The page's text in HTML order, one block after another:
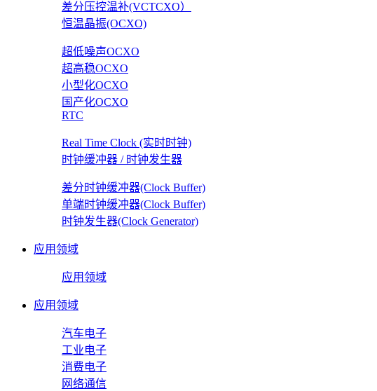
差分压控温补(VCTCXO）
恒温晶振(OCXO)
超低噪声OCXO
超高稳OCXO
小型化OCXO
国产化OCXO
RTC
Real Time Clock (实时时钟)
时钟缓冲器 / 时钟发生器
差分时钟缓冲器(Clock Buffer)
单端时钟缓冲器(Clock Buffer)
时钟发生器(Clock Generator)
应用领域
应用领域
应用领域
汽车电子
工业电子
消费电子
网络通信